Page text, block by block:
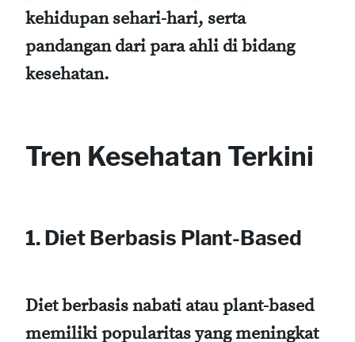
kehidupan sehari-hari, serta
pandangan dari para ahli di bidang
kesehatan.
Tren Kesehatan Terkini
1. Diet Berbasis Plant-Based
Diet berbasis nabati atau plant-based
memiliki popularitas yang meningkat